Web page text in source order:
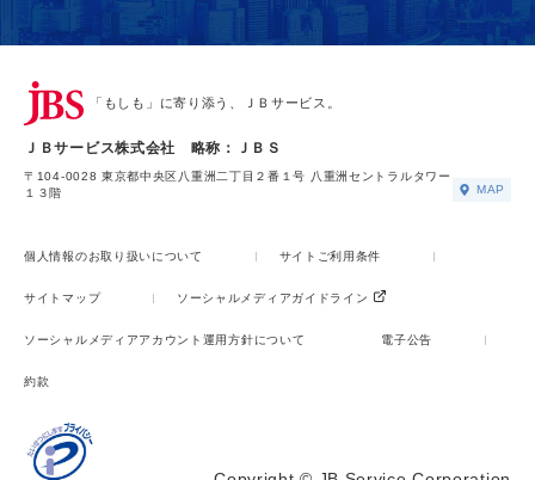
「もしも」に寄り添う、ＪＢサービス。
ＪＢサービス株式会社 略称：ＪＢＳ
〒104-0028 東京都中央区八重洲二丁目２番１号 八重洲セントラルタワー
１３階
MAP
個人情報のお取り扱いについて サイトご利用条件
サイトマップ ソーシャルメディアガイドライン
ソーシャルメディアアカウント運用方針について 電子公告
約款